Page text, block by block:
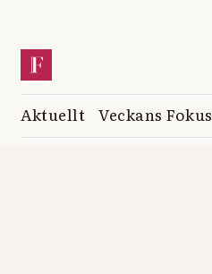
Aktuellt Veckans Fokus